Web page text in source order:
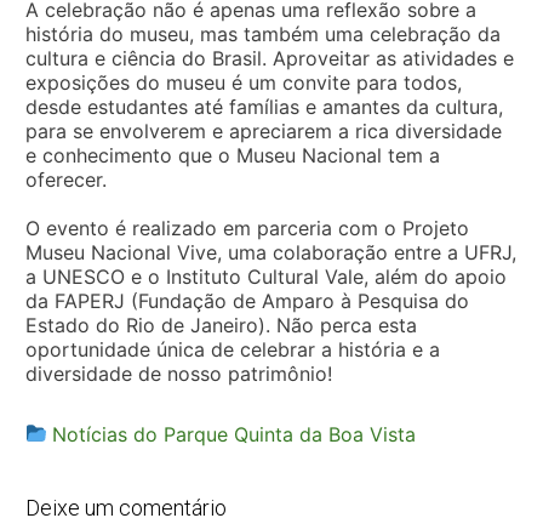
A celebração não é apenas uma reflexão sobre a
história do museu, mas também uma celebração da
cultura e ciência do Brasil. Aproveitar as atividades e
exposições do museu é um convite para todos,
desde estudantes até famílias e amantes da cultura,
para se envolverem e apreciarem a rica diversidade
e conhecimento que o Museu Nacional tem a
oferecer.
O evento é realizado em parceria com o Projeto
Museu Nacional Vive, uma colaboração entre a UFRJ,
a UNESCO e o Instituto Cultural Vale, além do apoio
da FAPERJ (Fundação de Amparo à Pesquisa do
Estado do Rio de Janeiro). Não perca esta
oportunidade única de celebrar a história e a
diversidade de nosso patrimônio!
Notícias do Parque Quinta da Boa Vista
Deixe um comentário